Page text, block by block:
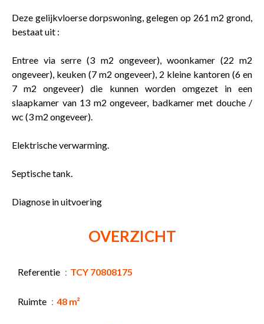
Deze gelijkvloerse dorpswoning, gelegen op 261 m2 grond,
bestaat uit :
Entree via serre (3 m2 ongeveer), woonkamer (22 m2
ongeveer), keuken (7 m2 ongeveer), 2 kleine kantoren (6 en
7 m2 ongeveer) die kunnen worden omgezet in een
slaapkamer van 13 m2 ongeveer, badkamer met douche /
wc (3 m2 ongeveer).
Elektrische verwarming.
Septische tank.
Diagnose in uitvoering
OVERZICHT
Referentie TCY 70808175
Ruimte 48 m²